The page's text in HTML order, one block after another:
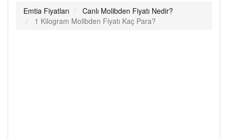
Emtia Fiyatları
Canlı Molibden Fiyatı Nedir?
1 Kilogram Molibden Fiyatı Kaç Para?